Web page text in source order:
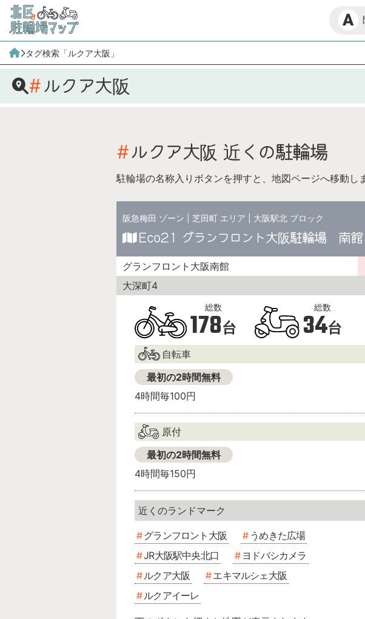
A
タグ検索「ルクア大阪」
ルクア大阪
ルクア大阪 近くの駐輪場
駐輪場の名称入りボタンを押すと、地図ページへ移動し
阪急梅田 ゾーン |芝田町 エリア 大阪駅北 ブロック
Eco21 グランフロント大阪駐輪場 南館
グランフロント大阪南館
大深町4
178台 34台
自転車
最初の2時間無料
4時間毎100円
原付
最初の2時間無料
4時間毎150円
グランフロント大阪
うめきた広場
JR大阪駅中央北口
ヨドバシカメラ
ルクア大阪
エキマルシェ大阪
ルクアイーレ